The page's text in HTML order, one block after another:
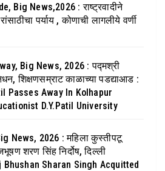
Big News,2026 : राष्ट्रवादीने
पर्याय , कोणाची लागलीये वर्णी
Big News, 2026 : पद्मश्री
शिक्षणसम्राट काळाच्या पडद्याआड :
Passes Away In Kolhapur
D.Y.Patil University
News, 2026 : महिला कुस्तीपटू
शरण सिंह निर्दोष, दिल्ली
Bhushan Sharan Singh Acquitted